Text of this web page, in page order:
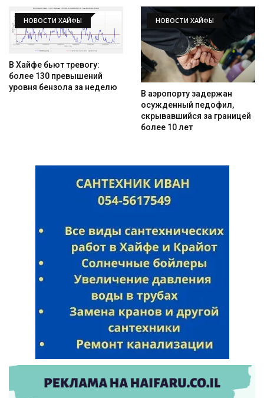
Искать
НОВОСТИ ХАЙФЫ
В Хайфе бьют тревогу:
более 130 превышений
уровня бензола за неделю
НОВОСТИ ХАЙФЫ
В аэропорту задержан
осужденный педофил,
скрывавшийся за границей
более 10 лет